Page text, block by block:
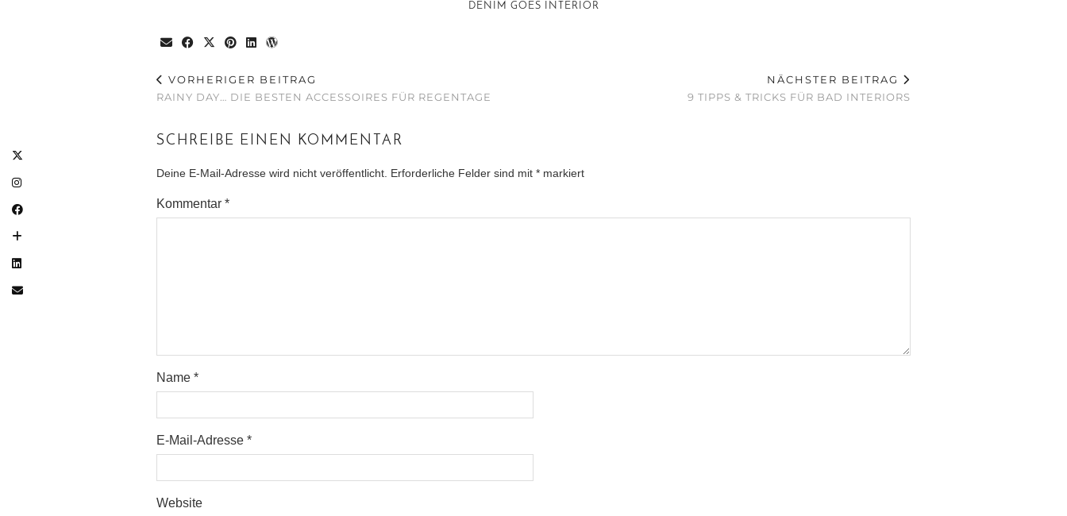
DENIM GOES INTERIOR
VORHERIGER BEITRAG
RAINY DAY… DIE BESTEN ACCESSOIRES FÜR REGENTAGE
NÄCHSTER BEITRAG
9 TIPPS & TRICKS FÜR BAD INTERIORS
SCHREIBE EINEN KOMMENTAR
Deine E-Mail-Adresse wird nicht veröffentlicht. Erforderliche Felder sind mit * markiert
Kommentar *
Name *
E-Mail-Adresse *
Website